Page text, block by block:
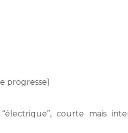
progresse)
courte mais